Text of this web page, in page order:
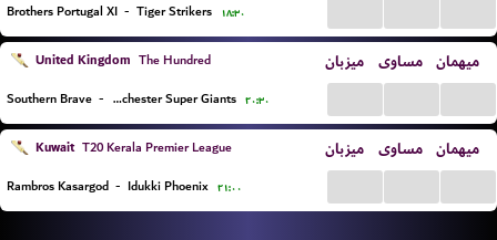
Brothers Portugal XI - Tiger Strikers ۱۸:۳۰
United Kingdom The Hundred میزبان مساوی میهمان
Southern Brave - Manchester Super Giants ۲۰:۳۰
Kuwait T20 Kerala Premier League میزبان مساوی میهمان
Rambros Kasargod - Idukki Phoenix ۲۱:۰۰